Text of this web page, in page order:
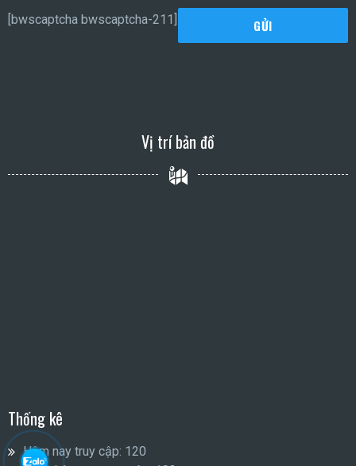
[bwscaptcha bwscaptcha-211]
Vị trí bản đồ
Thống kê
Hôm nay truy cập: 120